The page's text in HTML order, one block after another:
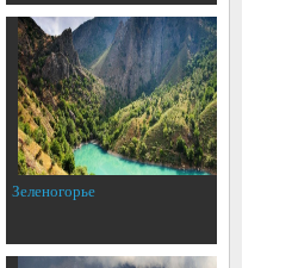
Зеленогорье